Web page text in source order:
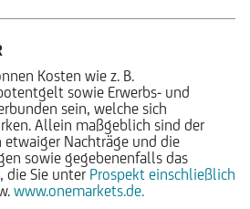
Kosten wie z. B.
sowie Erwerbs- und
sein, welche sich
Allein maßgeblich sind der
Nachträge und die
sowie gegebenenfalls das
die Sie unter Prospekt einschließlich
www.onemarkets.de.